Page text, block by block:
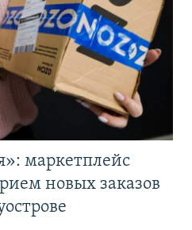
маркетплейс
новых заказов